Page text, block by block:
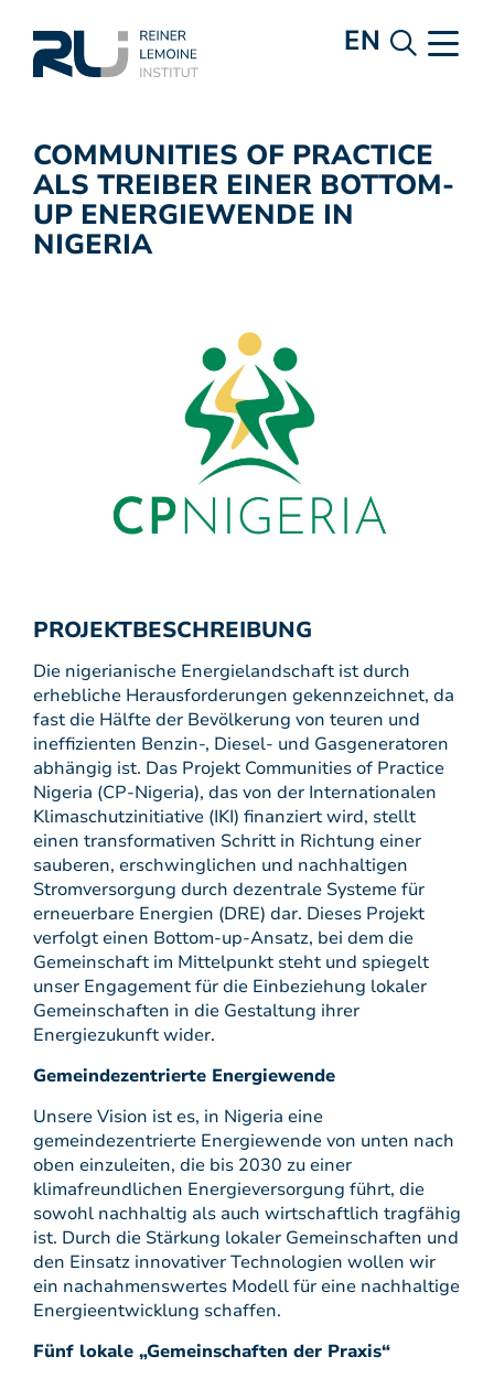
EN
COMMUNITIES OF PRACTICE
ALS TREIBER EINER BOTTOM-
UP ENERGIEWENDE IN
NIGERIA
PROJEKTBESCHREIBUNG
Die nigerianische Energielandschaft ist durch
erhebliche Herausforderungen gekennzeichnet, da
fast die Hälfte der Bevölkerung von teuren und
ineffizienten Benzin-, Diesel- und Gasgeneratoren
abhängig ist. Das Projekt Communities of Practice
Nigeria (CP-Nigeria), das von der Internationalen
Klimaschutzinitiative (IKI) finanziert wird, stellt
einen transformativen Schritt in Richtung einer
sauberen, erschwinglichen und nachhaltigen
Stromversorgung durch dezentrale Systeme für
erneuerbare Energien (DRE) dar. Dieses Projekt
verfolgt einen Bottom-up-Ansatz, bei dem die
Gemeinschaft im Mittelpunkt steht und spiegelt
unser Engagement für die Einbeziehung lokaler
Gemeinschaften in die Gestaltung ihrer
Energiezukunft wider.
Gemeindezentrierte Energiewende
Unsere Vision ist es, in Nigeria eine
gemeindezentrierte Energiewende von unten nach
oben einzuleiten, die bis 2030 zu einer
klimafreundlichen Energieversorgung führt, die
sowohl nachhaltig als auch wirtschaftlich tragfähig
ist. Durch die Stärkung lokaler Gemeinschaften und
den Einsatz innovativer Technologien wollen wir
ein nachahmenswertes Modell für eine nachhaltige
Energieentwicklung schaffen.
Fünf lokale „Gemeinschaften der Praxis“